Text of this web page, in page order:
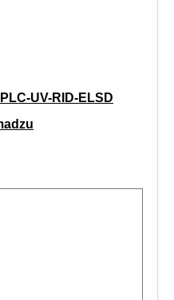
UV-RID-ELSD